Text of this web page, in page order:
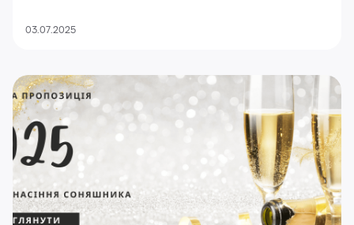
03.07.2025